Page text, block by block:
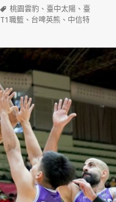
標
籤
桃園雲豹 、 臺中太陽 、 臺
T1職籃 、 台啤英熊 、 中信特